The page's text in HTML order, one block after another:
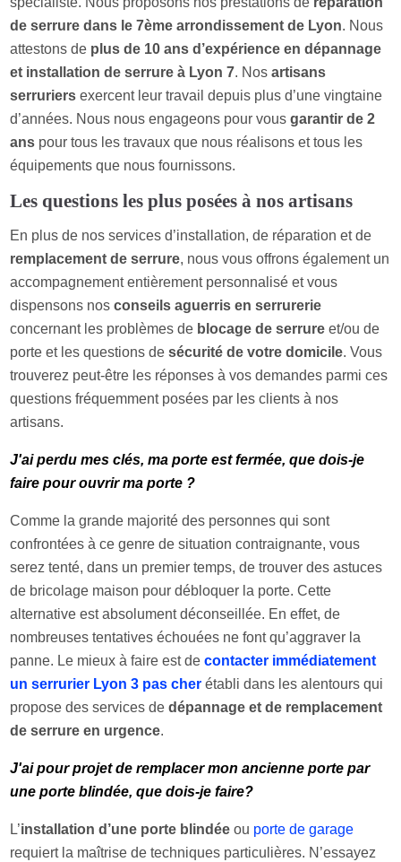
de serrure dans le 7ème arrondissement de Lyon. Nous
attestons de plus de 10 ans d’expérience en dépannage
et installation de serrure à Lyon 7. Nosartisans
serruriers exercent leur travail depuis plus d’une vingtaine
d’années. Nous nous engageons pour vousgarantir de 2
ans pour tous les travaux que nous réalisons et tous les
équipements que nous fournissons.
Les questions les plus posées à nos artisans
En plus de nos services d’installation, de réparation et de
remplacement de serrure, nous vous offrons également un
accompagnement entièrement personnalisé et vous
dispensons nosconseils aguerris en serrurerie
concernant les problèmes de blocage de serrure et/ou de
porte et les questions desécurité de votre domicile. Vous
trouverez peut-être les réponses à vos demandes parmi ces
questions fréquemment posées par les clients à nos
artisans.
J'ai perdu mes clés, ma porte est fermée, que dois-je
faire pour ouvrir ma porte ?
Comme la grande majorité des personnes qui sont
confrontées à ce genre de situation contraignante, vous
serez tenté, dans un premier temps, de trouver des astuces
de bricolage maison pour débloquer la porte. Cette
alternative est absolument déconseillée. En effet, de
nombreuses tentatives échouées ne font qu’aggraver la
panne. Le mieux à faire est decontacter immédiatement
un serrurier Lyon 3 pas cher établi dans les alentours qui
propose des services dedépannage et de remplacement
de serrure en urgence.
J'ai pour projet de remplacer mon ancienne porte par
une porte blindée, que dois-je faire?
L’installation d’une porte blindée ou porte de garage
requiert la maîtrise de techniques particulières. N’essayez